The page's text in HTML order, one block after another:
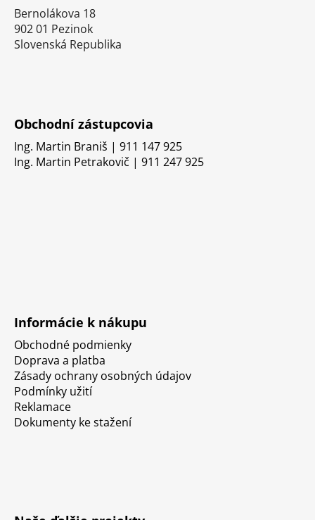
Bernolákova 18
902 01 Pezinok
Slovenská Republika
Obchodní zástupcovia
Ing. Martin Braniš | 911 147 925
Ing. Martin Petrakovič | 911 247 925
Informácie k nákupu
Obchodné podmienky
Doprava a platba
Zásady ochrany osobných údajov
Podmínky užití
Reklamace
Dokumenty ke stažení